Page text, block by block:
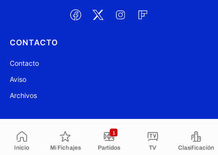
Inicio Mi Fichajes Partidos
1
TV Clasificación
CONTACTO
Contacto
Aviso
Archivos
Copiado al portapapeles